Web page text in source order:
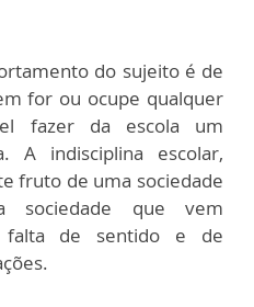
do sujeito é de
for ou ocupe qualquer
fazer da escola um
A indisciplina escolar,
fruto de uma sociedade
sociedade que vem
de sentido e de